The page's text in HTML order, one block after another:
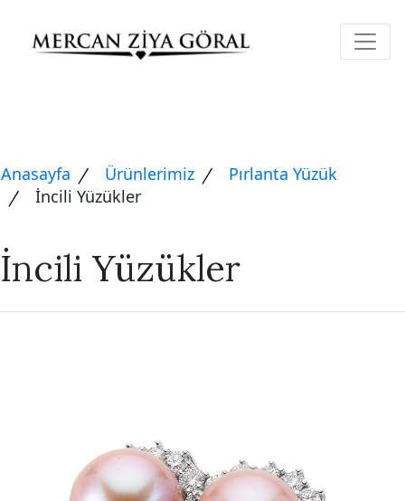
Anasayfa Ürünlerimiz
Pırlanta Yüzük
İncili Yüzükler
İncili Yüzükler